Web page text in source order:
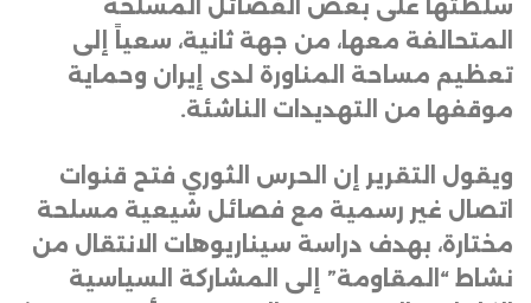
سلطتها على بعض الفصائل المسلحة
المتحالفة معها، من جهة ثانية، سعياً إلى
تعظيم مساحة المناورة لدى إيران وحماية
موقفها من التهديدات الناشئة.
ويقول التقرير إن الحرس الثوري فتح قنوات
اتصال غير رسمية مع فصائل شيعية مسلحة
مختارة، بهدف دراسة سيناريوهات الانتقال من
نشاط “المقاومة” إلى المشاركة السياسية